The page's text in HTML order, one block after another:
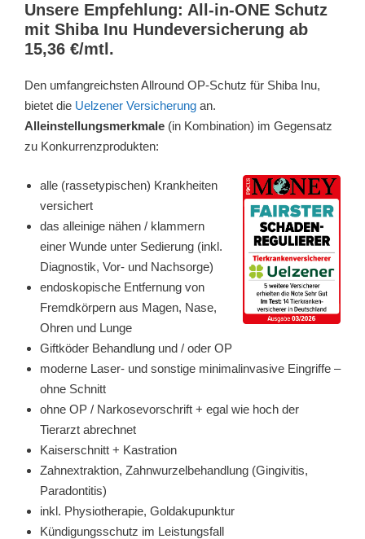
Unsere Empfehlung: All-in-ONE Schutz
mit Shiba Inu Hundeversicherung ab
15,36 €/mtl.
Den umfangreichsten Allround OP-Schutz für Shiba Inu,
bietet die Uelzener Versicherung an.
Alleinstellungsmerkmale (in Kombination) im Gegensatz
zu Konkurrenzprodukten:
alle (rassetypischen) Krankheiten
versichert
das alleinige nähen / klammern
einer Wunde unter Sedierung (inkl.
Diagnostik, Vor- und Nachsorge)
endoskopische Entfernung von
Fremdkörpern aus Magen, Nase,
Ohren und Lunge
Giftköder Behandlung und / oder OP
moderne Laser- und sonstige minimalinvasive Eingriffe –
ohne Schnitt
ohne OP / Narkosevorschrift + egal wie hoch der
Tierarzt abrechnet
Kaiserschnitt + Kastration
Zahnextraktion, Zahnwurzelbehandlung (Gingivitis,
Paradontitis)
inkl. Physiotherapie, Goldakupunktur
Kündigungsschutz im Leistungsfall